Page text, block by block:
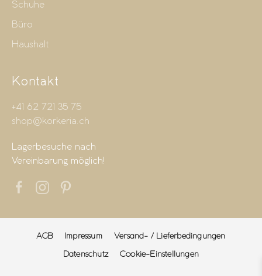
Schuhe
Büro
Haushalt
Kontakt
+41 62 721 35 75
shop@korkeria.ch
Lagerbesuche nach
Vereinbarung möglich!
AGB Impressum
Versand- / Lieferbedingungen
Datenschutz
Cookie-Einstellungen